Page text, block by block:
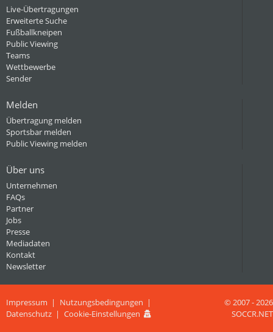
Live-Übertragungen
Erweiterte Suche
Fußballkneipen
Public Viewing
Teams
Wettbewerbe
Sender
Melden
Übertragung melden
Sportsbar melden
Public Viewing melden
Über uns
Unternehmen
FAQs
Partner
Jobs
Presse
Mediadaten
Kontakt
Newsletter
Impressum
Nutzungsbedingungen
Datenschutz
Cookie-Einstellungen
© 2007 - 2026
SOCCR.NET